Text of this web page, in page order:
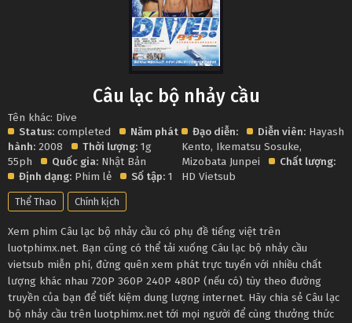
Câu lạc bộ nhảy cầu
Tên khác: Dive
Status: completed
Năm phát
hành: 2008 Thời lượng: 1g
55ph
Quốc gia: Nhật Bản
Định dạng: Phim lẻ Số tập: 1
Đạo diễn: Diễn viên: Hayashi
Kento, Ikematsu Sosuke,
Mizobata Junpei
Chất lượng:
HD Vietsub
Thể Thao Chính kịch
Xem phim Câu lạc bộ nhảy cầu có phụ đề tiếng việt trên
luotphimx.net. Bạn cũng có thể tải xuống Câu lạc bộ nhảy cầu
vietsub miễn phí, đừng quên xem phát trực tuyến với nhiều chất
lượng khác nhau 720P 360P 240P 480P (nếu có) tùy theo đường
truyền của bạn để tiết kiệm dung lượng internet. Hãy chia sẻ Câu lạc
bộ nhảy cầu trên luotphimx.net tới mọi người để cùng thưởng thức